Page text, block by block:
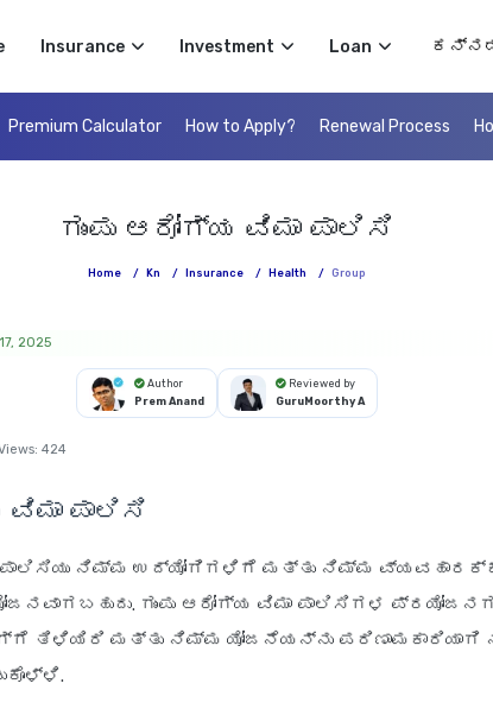
Insurance Investment Loan Select
Premium Calculator How to Apply? Renewal Process
ಗುಂಪು ಆರೋಗ್ಯ ವಿಮಾ ಪಾಲಿಸಿ
Home / Kn / Insurance / Health / Group
2025
Author
Prem Anand
Reviewed by
GuruMoorthy A
424
ವಿಮಾ ಪಾಲಿಸಿ
ಪಾಲಿಸಿಯು ನಿಮ್ಮ ಉದ್ಯೋಗಿಗಳಿಗೆ ಮತ್ತು ನಿಮ್ಮ
ಗುಂಪು ಆರೋಗ್ಯ ವಿಮಾ ಪಾಲಿಸಿಗಳ
ತಿಳಿಯಿರಿ ಮತ್ತು ನಿಮ್ಮ ಯೋಜನೆಯನ್ನು ಪರಿಣಾಮಕಾರಿಯಾಗಿ